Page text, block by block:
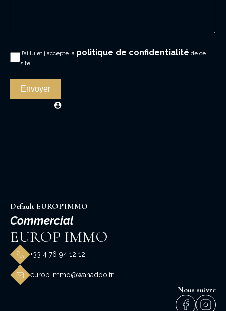
J’ai lu et j'accepte la politique de confidentialité de ce
site
Envoyer
Default EUROP'IMMO
Commercial
EUROP IMMO
+33 4 76 94 12 12
europ.immo@wanadoo.fr
Nous suivre